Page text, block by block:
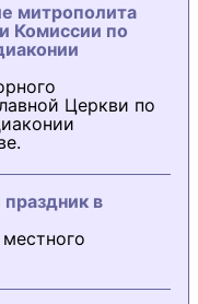
митрополита
Комиссии по
Церкви по
в